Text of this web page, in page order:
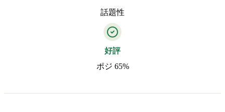
話題性
好評
ポジ 65%